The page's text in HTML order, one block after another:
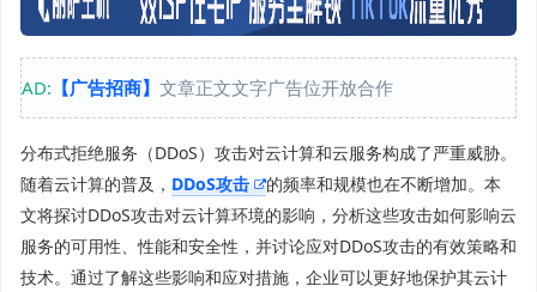
AD: 【广告招商】 文章正文文字广告位开放合作
分布式拒绝服务（DDoS）攻击对云计算和云服务构成了严重威胁。
随着云计算的普及， DDoS攻击
的频率和规模也在不断增加。本
文将探讨DDoS攻击对云计算环境的影响，分析这些攻击如何影响云
服务的可用性、性能和安全性，并讨论应对DDoS攻击的有效策略和
技术。通过了解这些影响和应对措施，企业可以更好地保护其云计